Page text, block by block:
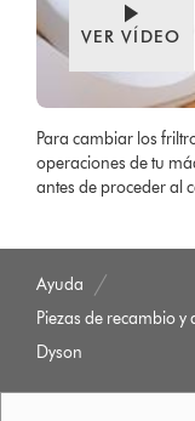
VER VÍDEO
Para cambiar los
operaciones de tu
antes de proceder al
Ayuda
Piezas de recambio
Dyson